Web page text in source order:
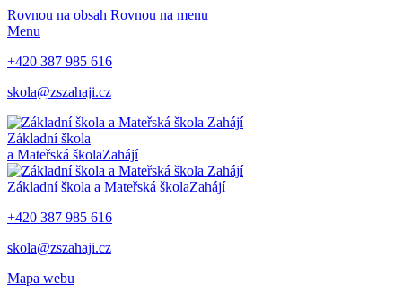
Rovnou na obsah Rovnou na menu
Menu
+420 387 985 616
skola@zszahaji.cz
Základní škola
a Mateřská školaZahájí
Základní škola a Mateřská školaZahájí
+420 387 985 616
skola@zszahaji.cz
Mapa webu